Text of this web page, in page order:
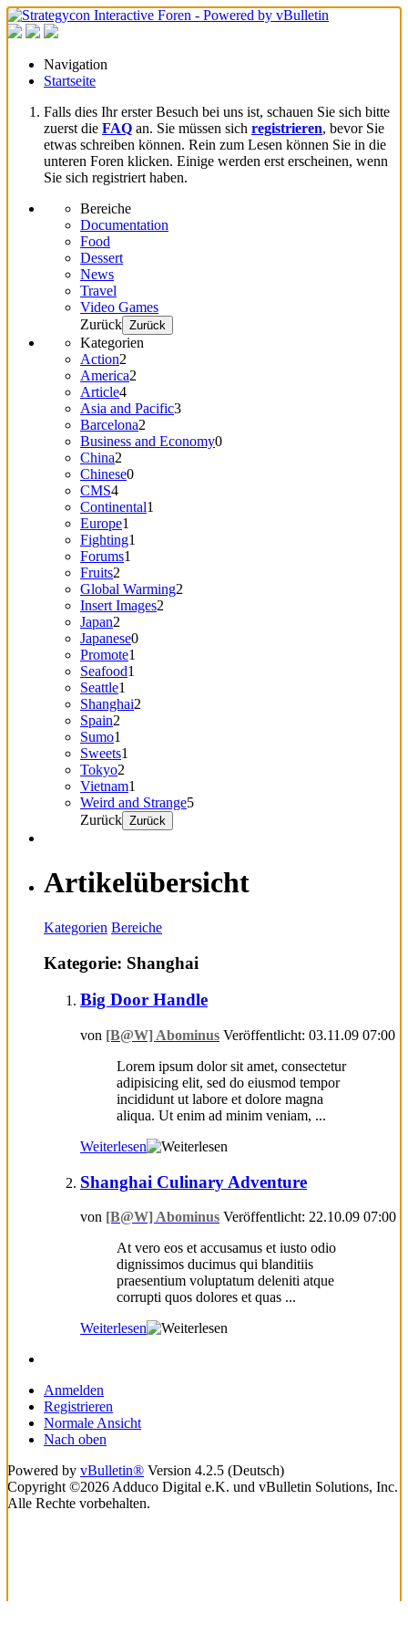
Navigation
Startseite
Falls dies Ihr erster Besuch bei uns ist, schauen Sie sich bitte
zuerst die FAQ an. Sie müssen sich registrieren, bevor Sie
etwas schreiben können. Rein zum Lesen können Sie in die
unteren Foren klicken. Einige werden erst erscheinen, wenn
Sie sich registriert haben.
Bereiche
Documentation
Food
Dessert
News
Travel
Video Games
Zurück Zurück
Kategorien
Action2
America2
Article4
Asia and Pacific3
Barcelona2
Business and Economy0
China2
Chinese0
CMS4
Continental1
Europe1
Fighting1
Forums1
Fruits2
Global Warming2
Insert Images2
Japan2
Japanese0
Promote1
Seafood1
Seattle1
Shanghai2
Spain2
Sumo1
Sweets1
Tokyo2
Vietnam1
Weird and Strange5
Zurück Zurück
Artikelübersicht
Kategorien Bereiche
Kategorie: Shanghai
Big Door Handle
von [B@W] Abominus Veröffentlicht: 03.11.09 07:00
Lorem ipsum dolor sit amet, consectetur
adipisicing elit, sed do eiusmod tempor
incididunt ut labore et dolore magna
aliqua. Ut enim ad minim veniam, ...
Weiterlesen
Shanghai Culinary Adventure
von [B@W] Abominus Veröffentlicht: 22.10.09 07:00
At vero eos et accusamus et iusto odio
dignissimos ducimus qui blanditiis
praesentium voluptatum deleniti atque
corrupti quos dolores et quas ...
Weiterlesen
Anmelden
Registrieren
Normale Ansicht
Nach oben
Powered by vBulletin® Version 4.2.5 (Deutsch)
Copyright ©2026 Adduco Digital e.K. und vBulletin Solutions, Inc.
Alle Rechte vorbehalten.